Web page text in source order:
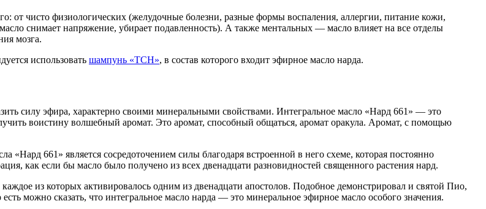
от чисто физиологических (желудочные болезни, разные формы воспаления, аллергии, питание кожи,
снимает напряжение, убирает подавленность). А также ментальных — масло влияет на все отделы
мозга.
использовать шампунь «TCH», в состав которого входит эфирное масло нарда.
силу эфира, характерно своими минеральными свойствами. Интегральное масло «Нард 661» — это
воистину волшебный аромат. Это аромат, способный общаться, аромат оракула. Аромат, с помощью
«Нард 661» является сосредоточением силы благодаря встроенной в него схеме, которая постоянно
как если бы масло было получено из всех двенадцати разновидностей священного растения нард.
из которых активировалось одним из двенадцати апостолов. Подобное демонстрировал и святой Пио,
можно сказать, что интегральное масло нарда — это минеральное эфирное масло особого значения.